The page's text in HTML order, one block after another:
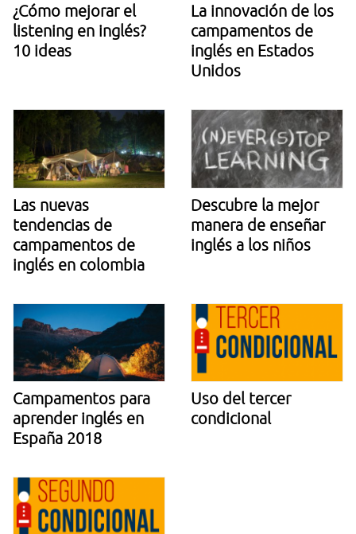
¿Cómo mejorar el
listening en inglés?
10 ideas
La innovación de los
campamentos de
inglés en Estados
Unidos
Las nuevas
tendencias de
campamentos de
inglés en colombia
Descubre la mejor
manera de enseñar
inglés a los niños
Campamentos para
aprender inglés en
España 2018
Uso del tercer
condicional